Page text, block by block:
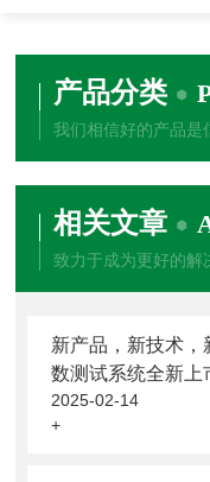
产品分类
我们相信好的产品是
相关文章
致力于成为更好的解
新产品，新技术，
数测试系统全新上
2025-02-14
+